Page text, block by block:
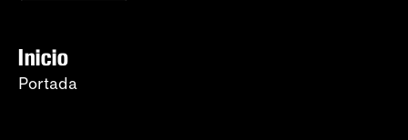
Inicio
Portada